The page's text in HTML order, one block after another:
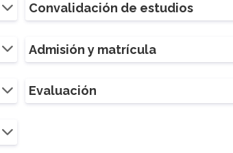
Convalidación de estudios
Admisión y matrícula
Evaluación